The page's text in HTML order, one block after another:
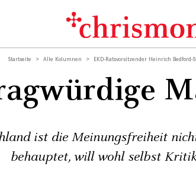
Startseite Alle Kolumnen EKD-Ratsvorsitzender Heinrich
ist die Meinungsfreiheit
behauptet, will wohl selbst